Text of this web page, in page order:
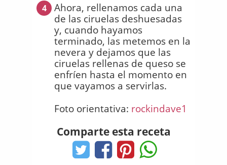
4
Ahora, rellenamos cada una
de las ciruelas deshuesadas
y, cuando hayamos
terminado, las metemos en la
nevera y dejamos que las
ciruelas rellenas de queso se
enfríen hasta el momento en
que vayamos a servirlas.
Foto orientativa: rockindave1
Comparte esta receta